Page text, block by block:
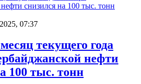
07:37
текущего года
нефти
100 тыс. тонн